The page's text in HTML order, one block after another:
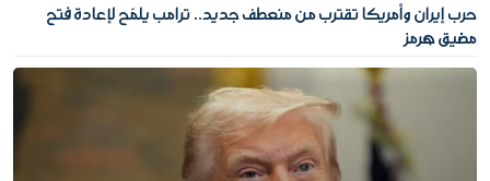
حرب إيران وأمريكا تقترب من منعطف جديد.. ترامب يلمّح لإعادة فتح
مضيق هرمز